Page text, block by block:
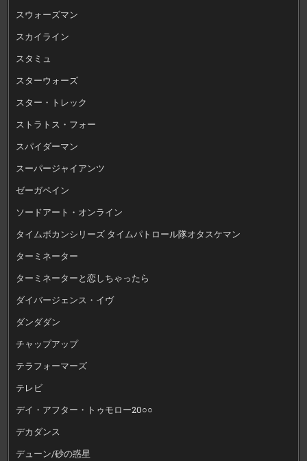
スウォーズマン
スカイライン
スタミュ
スターウォーズ
スター・トレック
ストラトス・フォー
スパイダーマン
スーパージャイアンツ
ゼーガペイン
ソードアート・オンライン
タイムボカンシリーズ タイムパトロール隊オタスケマン
ターミネーター
ターミネーターと恋しちゃったら
ダイバージェンス・イヴ
ダンダダン
チャップアップ
テラフォーマーズ
テレビ
デイ・アフター・トゥモロー20○○
デカダンス
デューン/砂の惑星